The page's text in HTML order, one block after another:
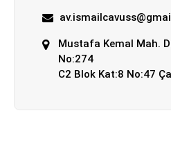
Mustafa Kemal Mah.
No:274
C2 Blok Kat:8 No:47